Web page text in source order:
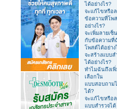
ได้อย่างไร?
จะแก้ไขหรือ
ข้อความที่โพ
อย่างไร?
จะเพิ่มลายเซ็
กับข้อความที่
โพสต์ได้อย่าง
จะสร้างแบบส
ได้อย่างไร?
ทำไมฉันถึงเ
เลือกใน
แบบสอบถาม
ได้?
จะแก้ไขหรือ
แบบสำรวจได้